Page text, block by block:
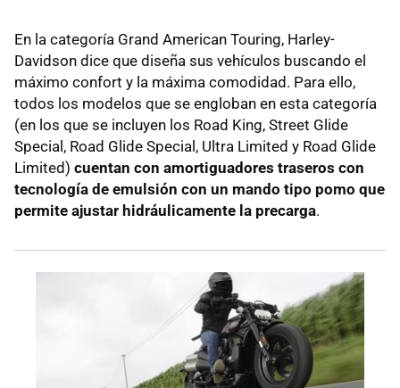
En la categoría Grand American Touring, Harley-
Davidson dice que diseña sus vehículos buscando el
máximo confort y la máxima comodidad. Para ello,
todos los modelos que se engloban en esta categoría
(en los que se incluyen los Road King, Street Glide
Special, Road Glide Special, Ultra Limited y Road Glide
Limited) cuentan con amortiguadores traseros con
tecnología de emulsión con un mando tipo pomo que
permite ajustar hidráulicamente la precarga.